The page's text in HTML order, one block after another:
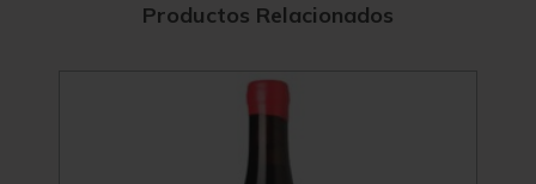
Productos Relacionados